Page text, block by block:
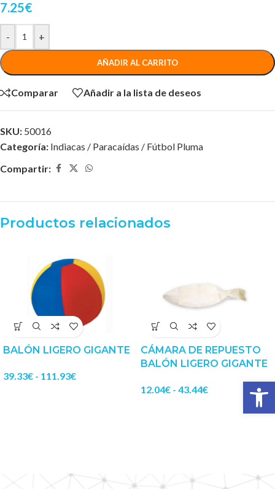
7.25€
- +
AÑADIR AL CARRITO
Comparar Añadir a la lista de deseos
SKU: 50016
Categoría: Indiacas / Paracaídas / Fútbol Pluma
Compartir:
Productos relacionados
BALÓN LIGERO GIGANTE
39.33€ - 111.93€
CÁMARA DE REPUESTO
BALÓN LIGERO GIGANTE
12.04€ - 43.44€ Abrir